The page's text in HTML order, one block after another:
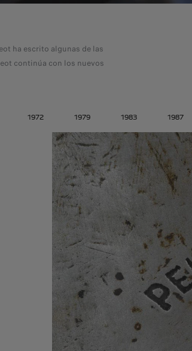
ha escrito algunas de las
continúa con los nuevos
1972 1979 1983 1987